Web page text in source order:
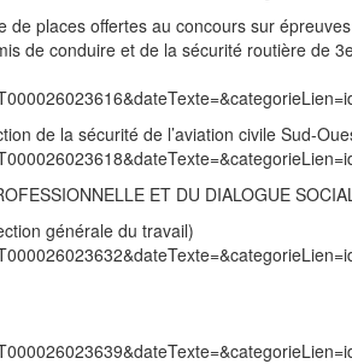
de places offertes au concours sur épreuves
de conduire et de la sécurité routière de
de la sécurité de l’aviation civile Sud-
ET DU DIALOGUE
générale du travail)